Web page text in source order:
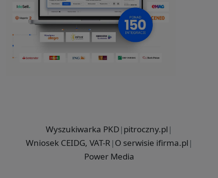
Wyszukiwarka PKD| pitroczny.pl |
Wniosek CEIDG, VAT-R | O serwisie ifirma.pl |
Power Media